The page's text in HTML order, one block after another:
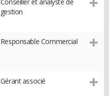
gestion
Responsable Commercial
Gérant associé